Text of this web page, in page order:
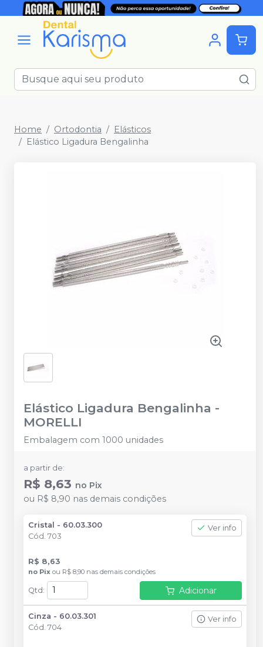
Home Ortodontia
Elásticos
Elástico Ligadura Bengalinha
Elástico Ligadura Bengalinha -
MORELLI
Embalagem com 1000 unidades
a partir de:
R$ 8,63 no Pix
ou R$ 8,90 nas demais condições
Cristal - 60.03.300
Cód. 703
Ver info
R$ 8,63
no Pix ou R$ 8,90 nas demais condições
Qtd : Adicionar
Cinza - 60.03.301
Cód. 704
Ver info